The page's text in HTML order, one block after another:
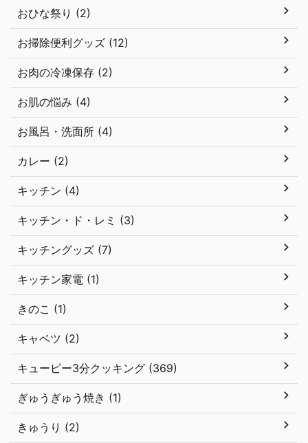
おひな祭り (2)
お掃除便利グッズ (12)
お肉の冷凍保存 (2)
お肌の悩み (4)
お風呂・洗面所 (4)
カレー (2)
キッチン (4)
キッチン・ド・レミ (3)
キッチングッズ (7)
キッチン家電 (1)
きのこ (1)
キャベツ (2)
キューピー3分クッキング (369)
ぎゅうぎゅう焼き (1)
きゅうり (2)